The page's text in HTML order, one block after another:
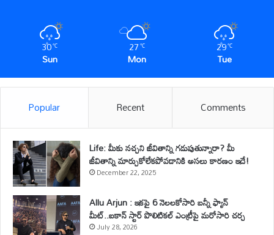
30℃
Sun
27℃
Mon
29℃
Tue
Popular Recent Comments
Life: మీకు నచ్చని జీవితాన్ని గడుపుతున్నారా? మీ
జీవితాన్ని మార్చుకోలేకపోవడానికి అసలు కారణం ఇదే!
December 22, 2025
Allu Arjun : ఇకపై 6 నెలలకోసారి బన్నీ ఫ్యాన్
మీట్..ఐకాన్ స్టార్ పొలిటికల్ ఎంట్రీపై మరోసారి చర్చ
July 28, 2026